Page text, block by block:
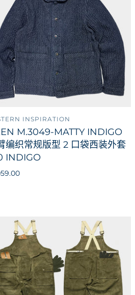
INSPIRATION
M.3049-MATTY INDIGO
编织常规版型 2 口袋西装外套
INDIGO